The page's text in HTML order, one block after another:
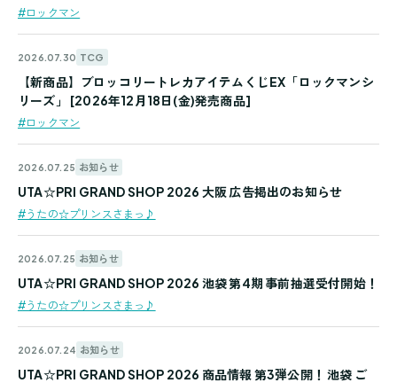
#ロックマン
2026.07.30 TCG
#ロックマン
【新商品】ブロッコリートレカアイテムくじEX「ロックマンシ
リーズ」 [2026年12月18日(金)発売商品]
2026.07.25 お知らせ
#うたの☆プリンスさまっ♪
UTA☆PRI GRAND SHOP 2026 大阪 広告掲出のお知らせ
2026.07.25 お知らせ
#うたの☆プリンスさまっ♪
UTA☆PRI GRAND SHOP 2026 池袋 第4期 事前抽選受付開始！
2026.07.24 お知らせ
UTA☆PRI GRAND SHOP 2026 商品情報 第3弾公開！ 池袋 ご